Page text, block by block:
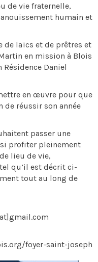
de vie fraternelle,
humain et
de laïcs et de prêtres et
en mission à Blois
Daniel
en œuvre pour que
de réussir son année
passer une
profiter pleinement
lieu de vie,
qu’il est décrit ci-
tout au long de
foyer-saint-joseph